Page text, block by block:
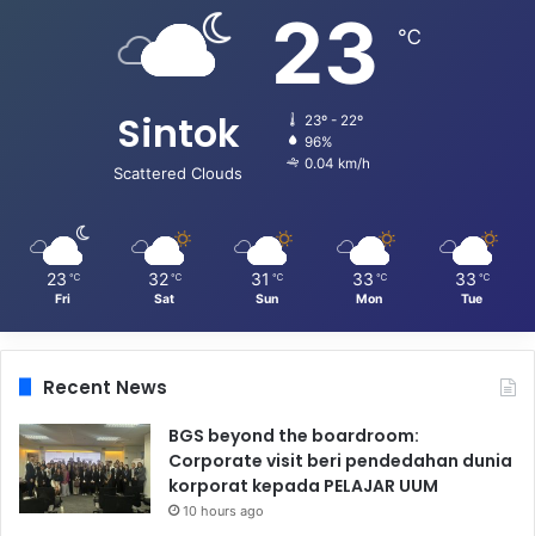
Sintok
Scattered Clouds
23 ℃
23º - 22º
96%
0.04 km/h
23 ℃
Fri
32 ℃
Sat
31 ℃
Sun
33 ℃
Mon
33 ℃
Tue
Recent News
BGS beyond the boardroom:
Corporate visit beri pendedahan dunia
korporat kepada PELAJAR UUM
10 hours ago